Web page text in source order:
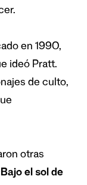
en 1990,
ideó Pratt.
de culto,
otras
Bajo el sol de